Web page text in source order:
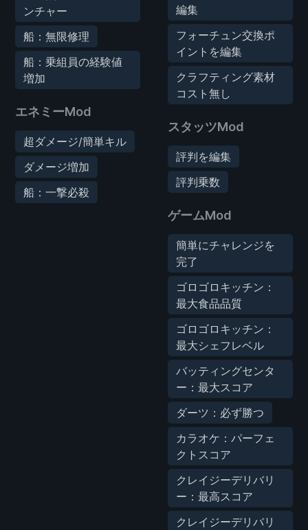
ンチャー
船：無限修理
船：乗組員の経験値
増加
エネミーMod
超ダメージ/簡単キル
ダメージ増加
船：一撃必殺
編集
フォーチュン交換ポ
イントを編集
クラフティング素材
コスト無し
スタッツMod
評判を編集
評判乗数
ゲームMod
簡単にチャレンジを
完了
ゴロゴロキッチン：
最大食品品質
ゴロゴロキッチン：
最大シェフレベル
バッティングセンタ
ー：最大スコア
ダーツ：必ず勝つ
カラオケ：パーフェ
クトスコア
クレイジーデリバリ
ー：最高スコア
クレイジーデリバリ